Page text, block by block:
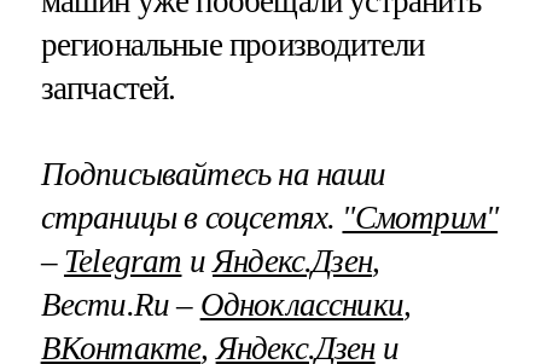
региональные производители
запчастей.
Подписывайтесь на наши
страницы в соцсетях. "Смотрим"
– Telegram иЯндекс.Дзен,
Вести.Ru – Одноклассники,
ВКонтакте,Яндекс.Дзени